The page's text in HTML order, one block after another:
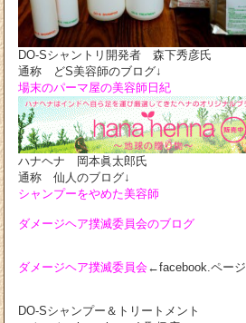
DO-Sシャントリ開発者 森下秀彦氏
通称 どS美容師のブログ↓
場末のパーマ屋の美容師日紀
ハナヘナ 岡本眞太郎氏
通称 仙人のブログ↓
シャンプーをやめた美容師
ダメージヘア撲滅委員会のブログ
ダメージヘア撲滅委員会←facebook.ページ
DO-Sシャンプー＆トリートメント